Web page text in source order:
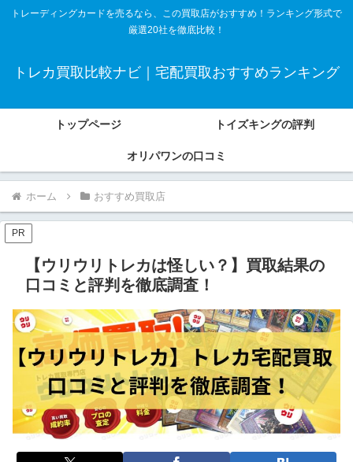
トレーディングカードを売るなら、この買取店がおすすめ！ランキング形式で
厳選20社を徹底比較！
トレカ買取比較ナビ｜宅配買取おすすめランキング
トップページ トイズキングの評判
オリパワンの口コミ
ホーム おすすめ買取店
PR
【ウリウリトレカは怪しい？】買取結果の
口コミと評判を徹底調査！